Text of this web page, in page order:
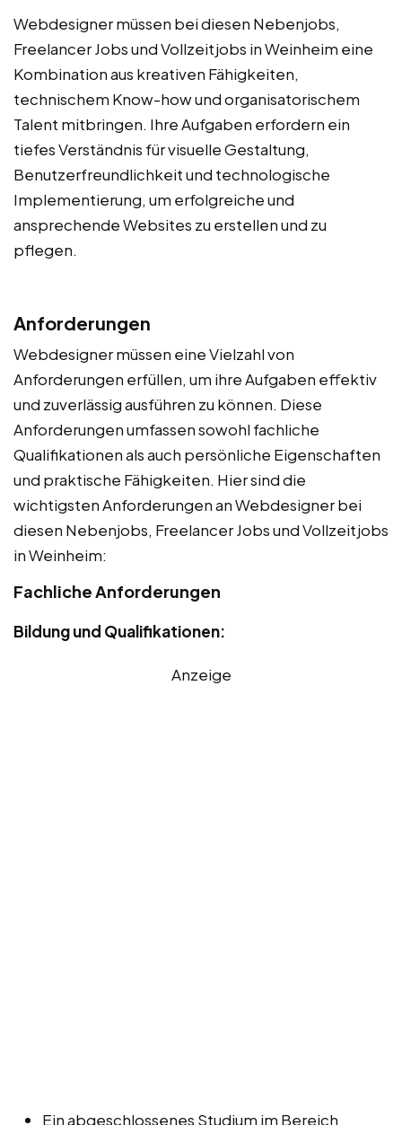
Webdesigner müssen bei diesen Nebenjobs,
Freelancer Jobs und Vollzeitjobs in Weinheim eine
Kombination aus kreativen Fähigkeiten,
technischem Know-how und organisatorischem
Talent mitbringen. Ihre Aufgaben erfordern ein
tiefes Verständnis für visuelle Gestaltung,
Benutzerfreundlichkeit und technologische
Implementierung, um erfolgreiche und
ansprechende Websites zu erstellen und zu
pflegen.
Anforderungen
Webdesigner müssen eine Vielzahl von
Anforderungen erfüllen, um ihre Aufgaben effektiv
und zuverlässig ausführen zu können. Diese
Anforderungen umfassen sowohl fachliche
Qualifikationen als auch persönliche Eigenschaften
und praktische Fähigkeiten. Hier sind die
wichtigsten Anforderungen an Webdesigner bei
diesen Nebenjobs, Freelancer Jobs und Vollzeitjobs
in Weinheim:
Fachliche Anforderungen
Bildung und Qualifikationen:
Anzeige
Ein abgeschlossenes Studium im Bereich